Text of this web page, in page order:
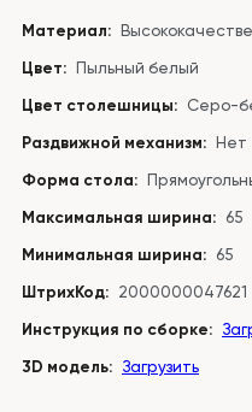
Материал:
Цвет: Пыльный белый
Цвет столешницы: Серо-
Раздвижной механизм: Нет
Форма стола:
Максимальная ширина: 65
Минимальная ширина: 65
ШтрихКод: 2000000047621
Инструкция по сборке:
3D модель: Загрузить